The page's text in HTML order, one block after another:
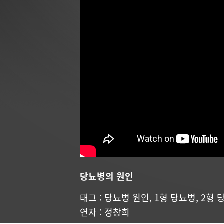
당뇨병의 원인
태그 : 당뇨병 원인, 1형 당뇨병, 2형
연자 : 정창희